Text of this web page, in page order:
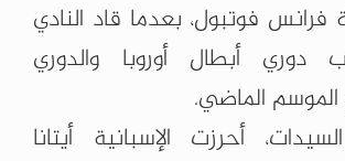
فرانس فوتبول، بعدما قاد النادي
دوري أبطال أوروبا والدوري
الماضي.
أحرزت الإسبانية أيتانا